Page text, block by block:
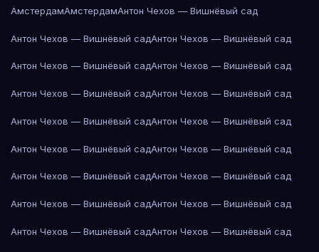
АмстердамАмстердамАнтон Чехов — Вишнёвый сад
Антон Чехов — Вишнёвый садАнтон Чехов — Вишнёвый сад
Антон Чехов — Вишнёвый садАнтон Чехов — Вишнёвый сад
Антон Чехов — Вишнёвый садАнтон Чехов — Вишнёвый сад
Антон Чехов — Вишнёвый садАнтон Чехов — Вишнёвый сад
Антон Чехов — Вишнёвый садАнтон Чехов — Вишнёвый сад
Антон Чехов — Вишнёвый садАнтон Чехов — Вишнёвый сад
Антон Чехов — Вишнёвый садАнтон Чехов — Вишнёвый сад
Антон Чехов — Вишнёвый садАнтон Чехов — Вишнёвый сад